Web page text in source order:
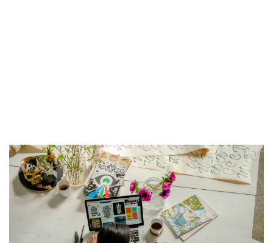
LANDUUM
COLABORADORES